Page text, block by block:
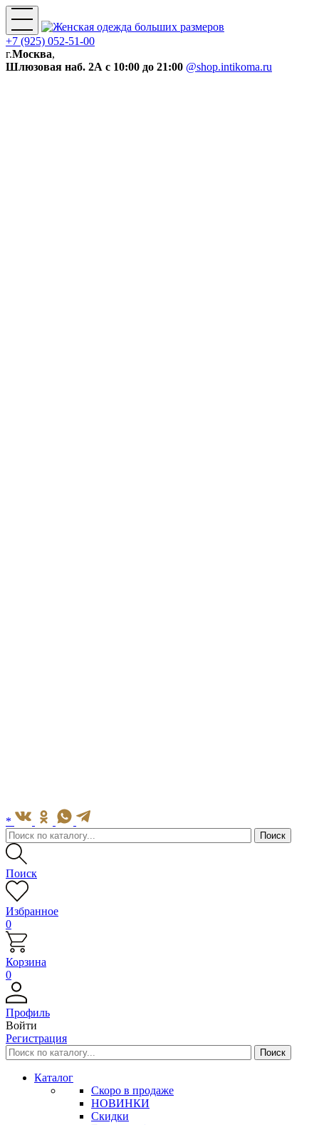
+7 (925) 052-51-00
г.Москва,
Шлюзовая наб. 2А с 10:00 до 21:00 @shop.intikoma.ru
*
Поиск
Избранное
0
Корзина
0
Профиль
Войти
Регистрация
Каталог
Скоро в продаже
НОВИНКИ
Скидки